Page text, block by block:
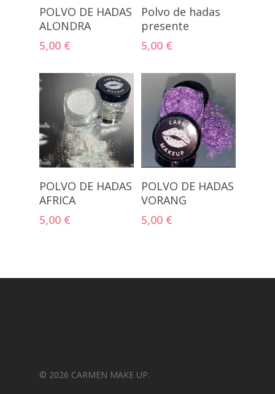
Añadir Al
Carrito
POLVO DE HADAS
ALONDRA
5,00 €
Añadir Al
Carrito
Polvo de hadas
presente
5,00 €
Añadir Al
Carrito
POLVO DE HADAS
AFRICA
5,00 €
Añadir Al
Carrito
POLVO DE HADAS
VORANG
5,00 €
© 2026 CARMEN MAKE UP.